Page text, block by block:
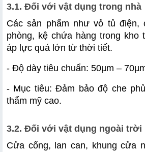
3.1. Đối với vật dụng trong nhà
Các sản phẩm như vỏ tủ điện,
phòng, kệ chứa hàng trong kho
áp lực quá lớn từ thời tiết.
- Độ dày tiêu chuẩn: 50µm –
- Mục tiêu: Đảm bảo độ che
thẩm mỹ cao.
3.2. Đối với vật dụng ngoài trời
Cửa cổng, lan can, khung cửa